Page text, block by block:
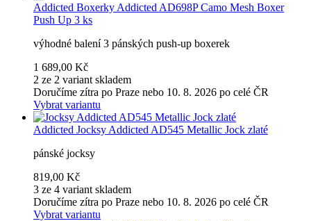
Addicted Boxerky Addicted AD698P Camo Mesh Boxer
Push Up 3 ks
výhodné balení 3 pánských push-up boxerek
1 689,00 Kč
2 ze 2 variant skladem
Doručíme zítra po Praze nebo 10. 8. 2026 po celé ČR
Vybrat variantu
Addicted Jocksy Addicted AD545 Metallic Jock zlaté
pánské jocksy
819,00 Kč
3 ze 4 variant skladem
Doručíme zítra po Praze nebo 10. 8. 2026 po celé ČR
Vybrat variantu